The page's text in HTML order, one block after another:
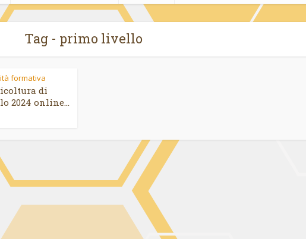
Tag - primo livello
formativa
di
2024 online...